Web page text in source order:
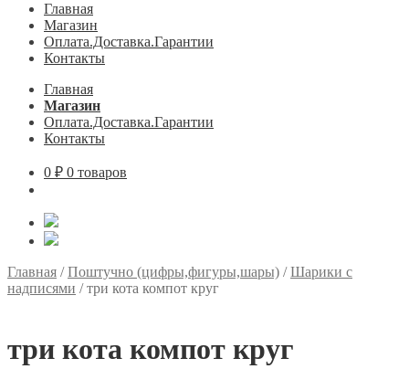
Главная
Магазин
Оплата.Доставка.Гарантии
Контакты
Главная
Магазин
Оплата.Доставка.Гарантии
Контакты
0 ₽ 0 товаров
Главная /Поштучно (цифры,фигуры,шары) /Шарики с
надписями /три кота компот круг
три кота компот круг